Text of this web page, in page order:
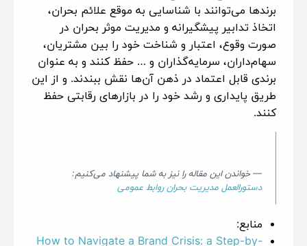
برندها ‌می‌توانند با شناسایی به موقع علائم بحران،
اتخاذ تدابیر پیشگیرانه و مدیریت موثر بحران در
صورت وقوع، اعتبار و شناخت خود را بین مشتریان،
سهام‌داران، سرمایه‌گذاران و … حفظ کنند و به عنوان
برندی قابل اعتماد در ذهن آن‌ها نقش ببندند. و از این
طریق پایداری و رشد خود را در بازارهای رقابتی حفظ
کنند.
خواندن این مقاله را نیز به شما پیشنهاد می‌کنیم:
دستورالعمل مدیریت بحران روابط عمومی
منابع:
How to Navigate a Brand Crisis: a Step-by-